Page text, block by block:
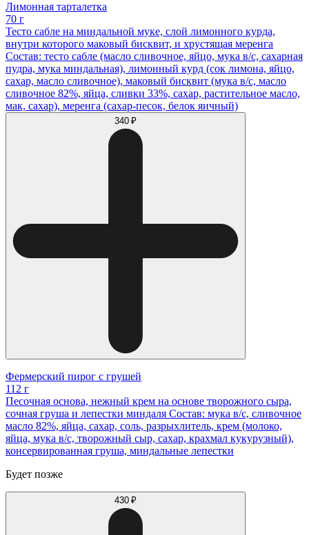
Лимонная тарталетка
70 г
Тесто сабле на миндальной муке, слой лимонного курда,
внутри которого маковый бисквит, и хрустящая меренга
Состав: тесто сабле (масло сливочное, яйцо, мука в/с, сахарная
пудра, мука миндальная), лимонный курд (сок лимона, яйцо,
сахар, масло сливочное), маковый бисквит (мука в/с, масло
сливочное 82%, яйца, сливки 33%, сахар, растительное масло,
мак, сахар), меренга (сахар-песок, белок яичный)
340 ₽
Фермерский пирог с грушей
112 г
Песочная основа, нежный крем на основе творожного сыра,
сочная груша и лепестки миндаля Состав: мука в/с, сливочное
масло 82%, яйца, сахар, соль, разрыхлитель, крем (молоко,
яйца, мука в/с, творожный сыр, сахар, крахмал кукурузный),
консервированная груша, миндальные лепестки
Будет позже
430 ₽